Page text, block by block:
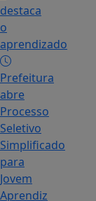
destaca
o
aprendizado
Prefeitura
abre
Processo
Seletivo
Simplificado
para
Jovem
Aprendiz